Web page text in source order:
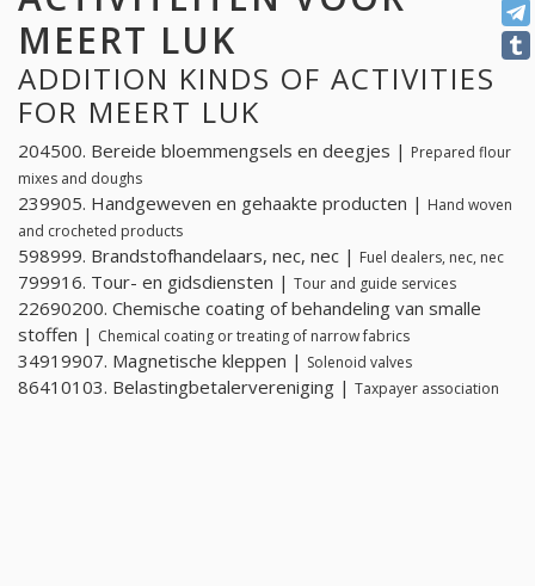
MEERT LUK
ADDITION KINDS OF ACTIVITIES
FOR MEERT LUK
204500. Bereide bloemmengsels en deegjes | Prepared flour
mixes and doughs
239905. Handgeweven en gehaakte producten | Hand woven
and crocheted products
598999. Brandstofhandelaars, nec, nec | Fuel dealers, nec, nec
799916. Tour- en gidsdiensten | Tour and guide services
22690200. Chemische coating of behandeling van smalle
stoffen | Chemical coating or treating of narrow fabrics
34919907. Magnetische kleppen | Solenoid valves
86410103. Belastingbetalervereniging | Taxpayer association